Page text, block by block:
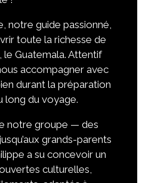
notre guide passionné,
toute la richesse de
le Guatemala. Attentif
accompagner avec
durant la préparation
long du voyage.
notre groupe — des
grands-parents
a su concevoir un
culturelles,